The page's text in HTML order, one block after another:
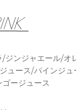
/ジンジャエール/オ
ュース/パインジ
ージュース